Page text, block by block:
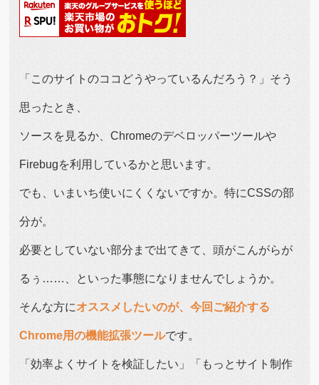
「このサイトのココどうやっているんだろう？」そう
思ったとき、
ソースを見るか、Chromeのデベロッパーツールや
Firebugを利用しているかと思います。
でも、いまいち使いにくくないですか。特にCSSの部
分が。
必要としていない部分まで出てきて、頭がこんがらが
るぅ……、といった事態になりませんでしょうか。
そんな方にオススメしたいのが、今回ご紹介する
Chrome用の機能拡張ツールです。
「効率よくサイトを検証したい」「もっとサイト制作